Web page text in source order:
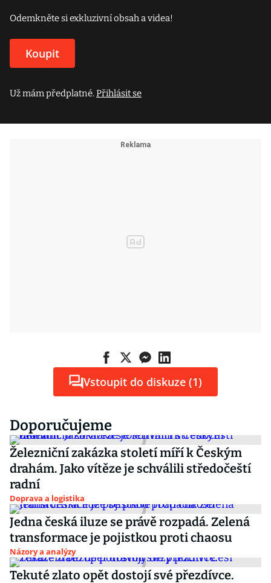
Odemkněte si exkluzivní obsah a videa!
Koupit
Už mám předplatné.Přihlásit se
Vstoupit do diskuze (1)
Doporučujeme
Železniční zakázka století míří k Českým
drahám. Jako vítěze je schválili středočeští
radní
Doprava a logistika
Jedna česká iluze se právě rozpadá. Zelená
transformace je pojistkou proti chaosu
Názory a analýzy
Tekuté zlato opět dostojí své přezdívce.